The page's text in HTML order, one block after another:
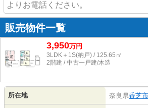
よりお電話ください。
販売物件一覧
3,950万円
3LDK＋1S(納戸) / 125.65㎡
2階建 / 中古一戸建/木造
所在地 奈良県香芝市